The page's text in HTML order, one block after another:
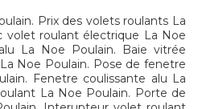
Prix des volets roulants La
volet roulant électrique La Noe
La Noe Poulain. Baie vitrée
Noe Poulain. Pose de fenetre
Fenetre coulissante alu La
La Noe Poulain. Porte de